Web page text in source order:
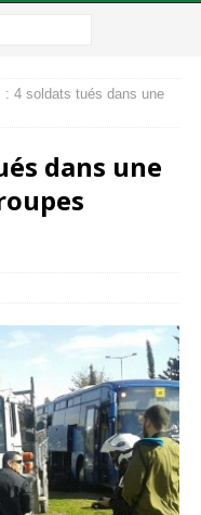
: 4 soldats tués dans une
dans une